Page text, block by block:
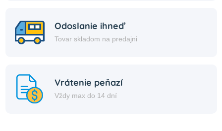
Odoslanie ihneď
Tovar skladom na predajni
Vrátenie peňazí
Vždy max do 14 dní